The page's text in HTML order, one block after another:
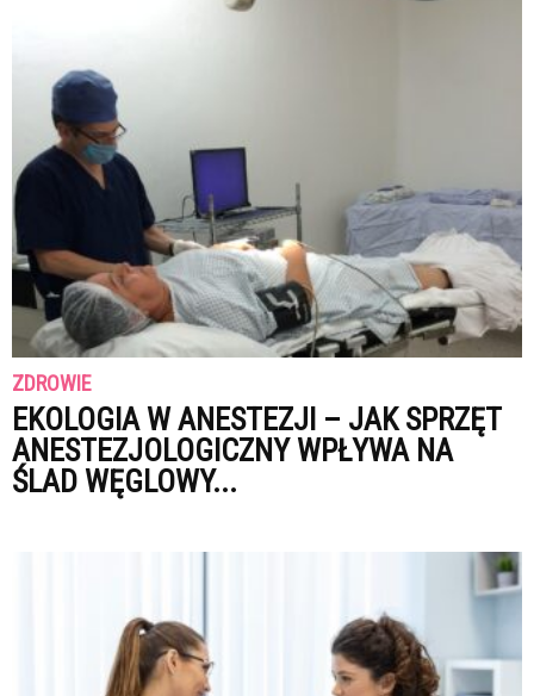
ZDROWIE
EKOLOGIA W ANESTEZJI – JAK SPRZĘT
ANESTEZJOLOGICZNY WPŁYWA NA
ŚLAD WĘGLOWY...